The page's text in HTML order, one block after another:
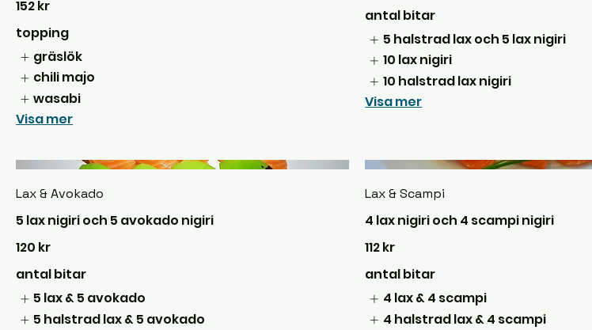
152 kr
topping
gräslök
chili majo
wasabi
Visa mer
antal bitar
5 halstrad lax och 5 lax nigiri
10 lax nigiri
10 halstrad lax nigiri
Visa mer
Lax & Avokado
5 lax nigiri och 5 avokado nigiri
120 kr
antal bitar
5 lax & 5 avokado
5 halstrad lax & 5 avokado
Lax & Scampi
4 lax nigiri och 4 scampi nigiri
112 kr
antal bitar
4 lax & 4 scampi
4 halstrad lax & 4 scampi